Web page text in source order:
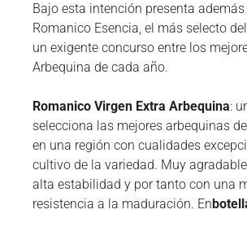
Bajo esta intención presenta
Romanico Esencia, el más selecto
un exigente concurso entre los
Arbequina de cada año.
Romanico Virgen Extra Arbequina:
selecciona las mejores arbequinas
en una región con cualidades
cultivo de la variedad. Muy
alta estabilidad y por tanto con una
resistencia a la maduración. En